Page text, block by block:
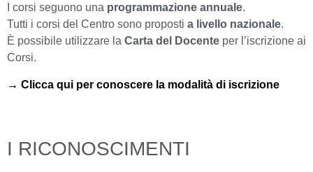
I corsi seguono una programmazione annuale.
Tutti i corsi del Centro sono proposti a livello nazionale.
È possibile utilizzare la Carta del Docente per l’iscrizione ai
Corsi.
→ Clicca qui per conoscere la modalità di iscrizione
I RICONOSCIMENTI